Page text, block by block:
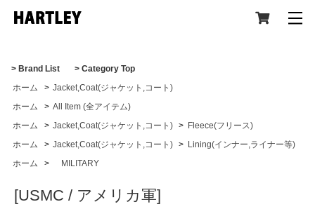
> Brand List
> Category Top
ホーム
> Jacket,Coat(ジャケット,コート)
ホーム
> All Item (全アイテム)
ホーム
> Jacket,Coat(ジャケット,コート) > Fleece(フリース)
ホーム
> Jacket,Coat(ジャケット,コート) > Lining(インナー,ライナー等)
ホーム
> MILITARY
[USMC / アメリカ軍]
CATEGORY